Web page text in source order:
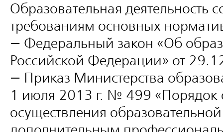
Образовательная деятельность
требованиям основных
— Федеральный закон «Об
Российской Федерации» от
— Приказ Министерства
1 июля 2013 г. № 499 «Порядок
осуществления